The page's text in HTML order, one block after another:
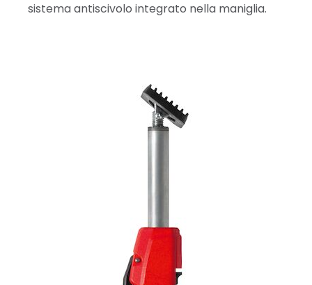
sistema antiscivolo integrato nella maniglia.